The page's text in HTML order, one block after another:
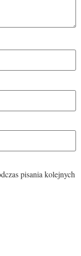
pisania kolejnych